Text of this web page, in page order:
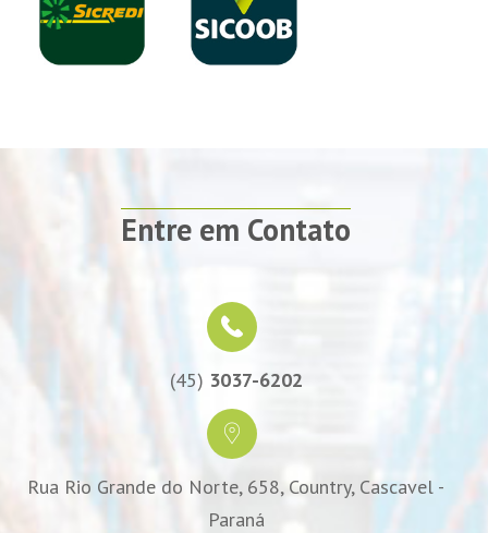
Entre em Contato
(45) 3037-6202
Rua Rio Grande do Norte, 658, Country, Cascavel -
Paraná